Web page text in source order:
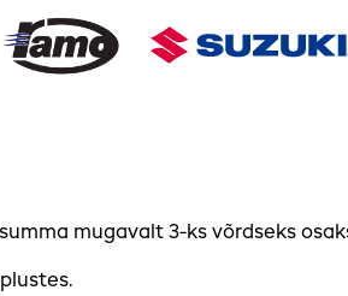
mugavalt 3-ks võrdseks